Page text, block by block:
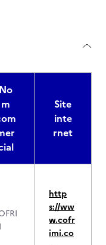
No
m
Site
inte
rnet
http
s://ww
w.cofr
imi.co